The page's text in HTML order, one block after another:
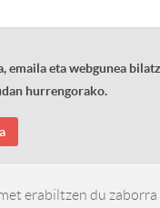
emaila eta webgunea
hurrengorako.
erabiltzen du zaborra